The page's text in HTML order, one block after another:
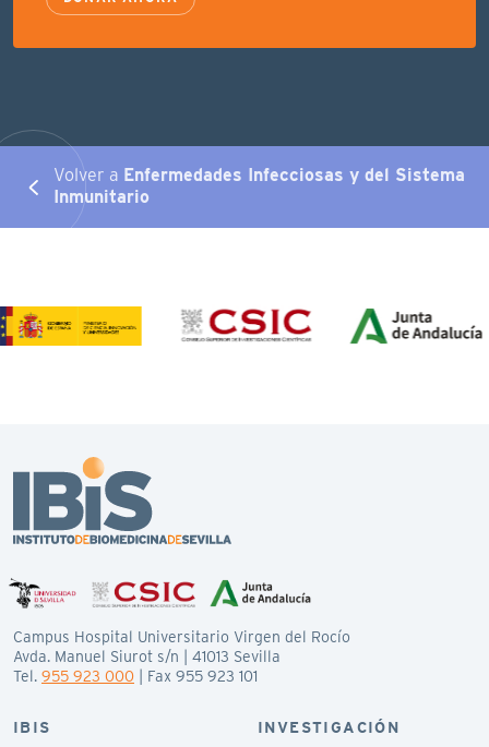
Volver a Enfermedades Infecciosas y del Sistema
Inmunitario
Campus Hospital Universitario Virgen del Rocío
Avda. Manuel Siurot s/n | 41013 Sevilla
Tel. 955 923 000 | Fax 955 923 101
IBIS
INVESTIGACIÓN